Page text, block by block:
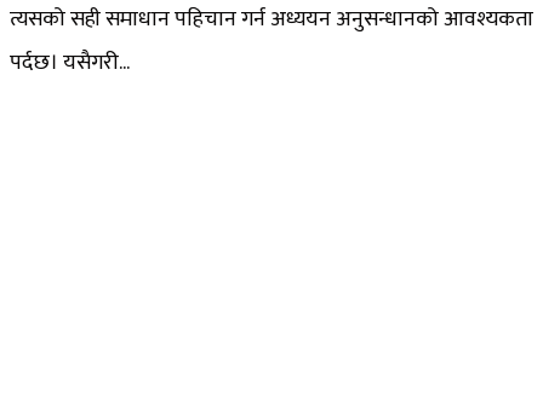
त्यसको सही समाधान पहिचान गर्न अध्ययन अनुसन्धानको आवश्यकता
पर्दछ। यसैगरी...